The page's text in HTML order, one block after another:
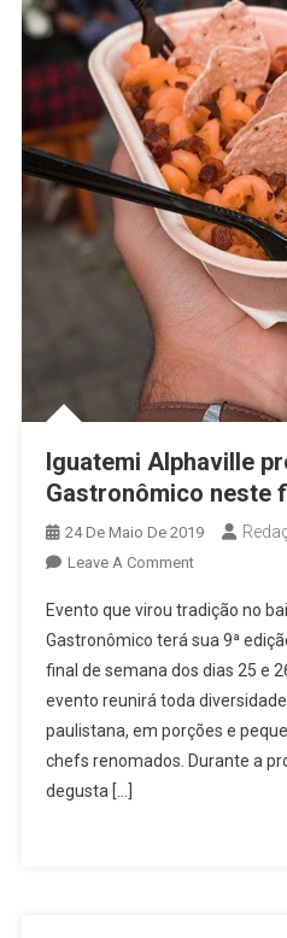
Iguatemi Alphaville
Gastronômico neste
24 De Maio De 2019
Leave A CommentOn
Alphaville
Promove
Festival
Neste
Fim
Evento que virou tradição no
Gastronômico terá sua 9ª
final de semana dos dias 25 e
evento reunirá toda
paulistana, em porções e
chefs renomados. Durante a
degusta […]